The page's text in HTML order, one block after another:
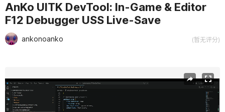
AnKo UITK DevTool: In-Game & Editor
F12 Debugger USS Live-Save
ankonoanko (暂无评分)